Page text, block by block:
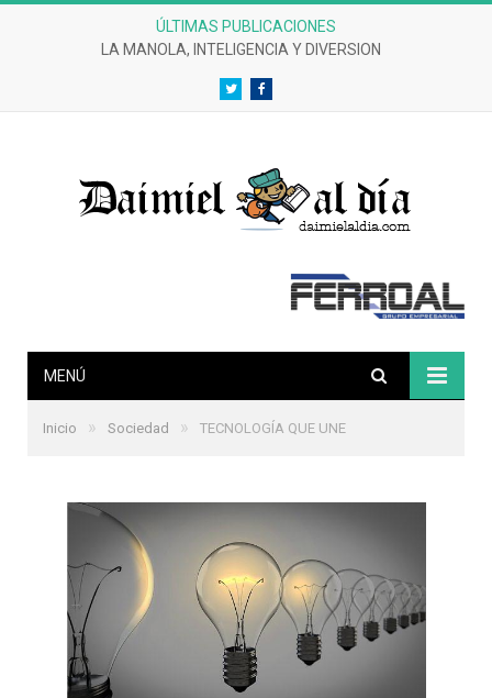
ÚLTIMAS PUBLICACIONES
LA MANOLA, INTELIGENCIA Y DIVERSION
TwitterFacebook
MENÚ
Inicio » Sociedad » TECNOLOGÍA QUE UNE